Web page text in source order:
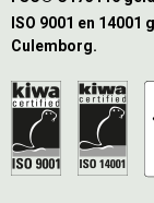
ISO 9001 en
Culemborg.